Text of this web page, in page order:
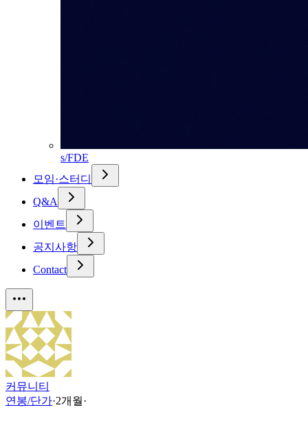
s/FDE
모임·스터디
Q&A
이벤트
공지사항
Contact
커뮤니티
연봉/단가·2개월·